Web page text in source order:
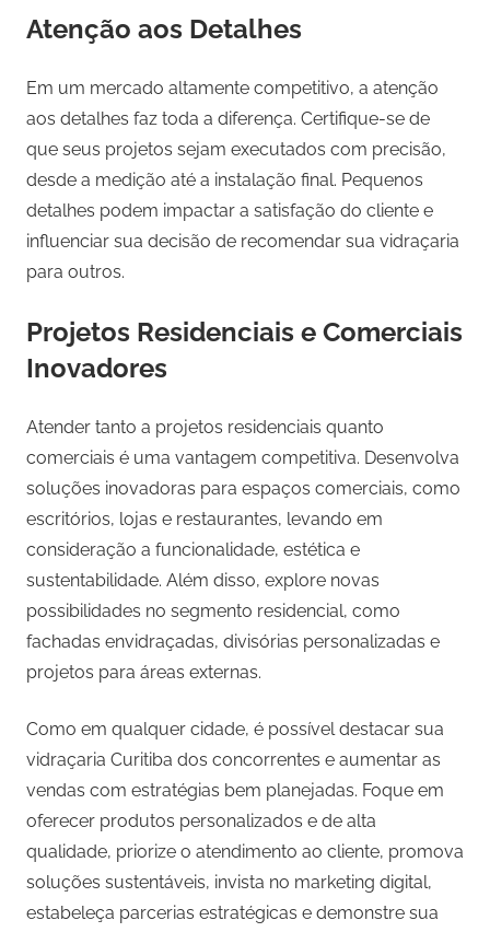
Atenção aos Detalhes
Em um mercado altamente competitivo, a atenção
aos detalhes faz toda a diferença. Certifique-se de
que seus projetos sejam executados com precisão,
desde a medição até a instalação final. Pequenos
detalhes podem impactar a satisfação do cliente e
influenciar sua decisão de recomendar sua vidraçaria
para outros.
Projetos Residenciais e Comerciais
Inovadores
Atender tanto a projetos residenciais quanto
comerciais é uma vantagem competitiva. Desenvolva
soluções inovadoras para espaços comerciais, como
escritórios, lojas e restaurantes, levando em
consideração a funcionalidade, estética e
sustentabilidade. Além disso, explore novas
possibilidades no segmento residencial, como
fachadas envidraçadas, divisórias personalizadas e
projetos para áreas externas.
Como em qualquer cidade, é possível destacar sua
vidraçaria Curitiba dos concorrentes e aumentar as
vendas com estratégias bem planejadas. Foque em
oferecer produtos personalizados e de alta
qualidade, priorize o atendimento ao cliente, promova
soluções sustentáveis, invista no marketing digital,
estabeleça parcerias estratégicas e demonstre sua